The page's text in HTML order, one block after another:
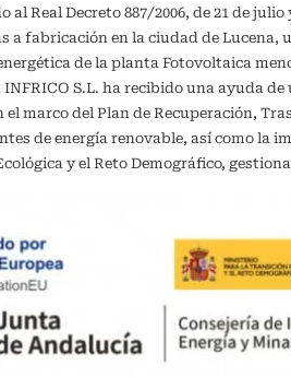
al Real Decreto 887/2006, de 21 de
a fabricación en la ciudad de Lucena,
de la planta Fotovoltaica
S.L. ha recibido una ayuda
el marco del Plan de Recuperación,
de energía renovable, así como la
y el Reto Demográfico,